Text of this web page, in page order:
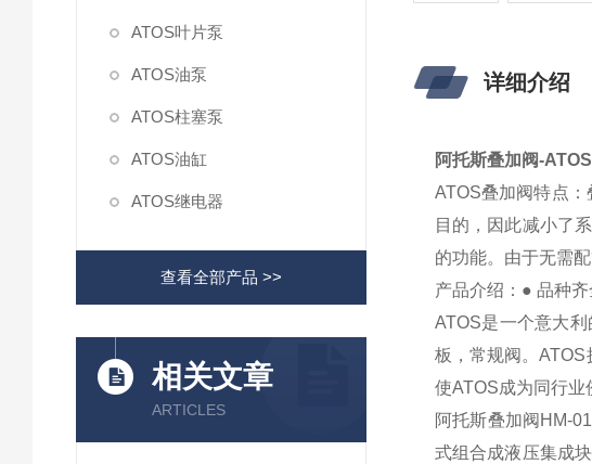
ATOS叶片泵
ATOS油泵
ATOS柱塞泵
ATOS油缸
ATOS继电器
查看全部产品 >>
相关文章
ARTICLES
详细介绍
阿托斯叠加阀-
ATOS叠加阀特点
目的，因此减小了
的功能。由于无需
产品介绍：● 品种
ATOS是一个意大
板，常规阀。
使ATOS成为同行业
阿托斯叠加阀HM-
式组合成液压集成